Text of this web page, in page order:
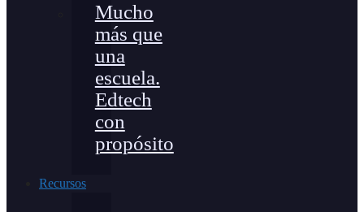
Mucho
más que
una
escuela.
Edtech
con
propósito
Recursos